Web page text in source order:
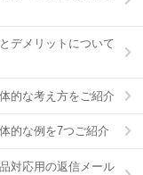
デメリットについて
的な考え方をご紹介
的な例を7つご紹介
対応用の返信メール